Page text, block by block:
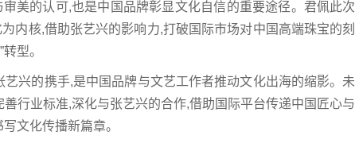
美的认可,也是中国品牌彰显文化自信的重要途径。君佩此次
内核,借助张艺兴的影响力,打破国际市场对中国高端珠宝的刻
型。
兴的携手,是中国品牌与文艺工作者推动文化出海的缩影。未
行业标准,深化与张艺兴的合作,借助国际平台传递中国匠心与
文化传播新篇章。